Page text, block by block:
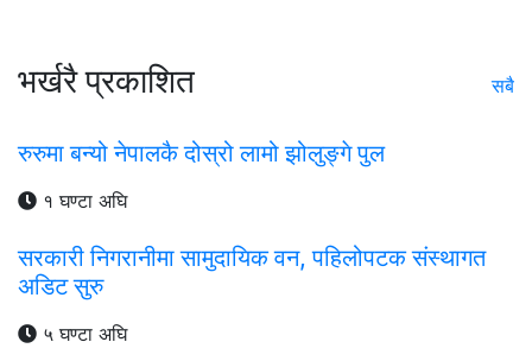
भर्खरै प्रकाशित सबै
रुरुमा बन्यो नेपालकै दोस्रो लामो झोलुङ्गे पुल
१ घण्टा अघि
सरकारी निगरानीमा सामुदायिक वन, पहिलोपटक संस्थागत
अडिट सुरु
५ घण्टा अघि